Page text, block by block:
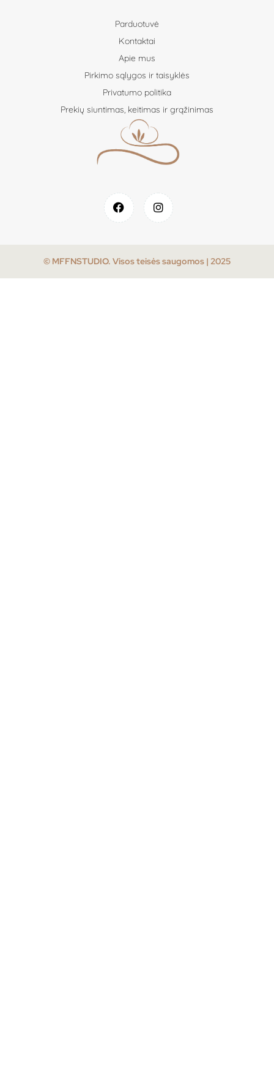
Parduotuvė
Kontaktai
Apie mus
Pirkimo sąlygos ir taisyklės
Privatumo politika
Prekių siuntimas, keitimas ir grąžinimas
© MFFNSTUDIO. Visos teisės saugomos | 2025